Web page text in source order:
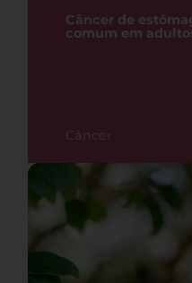
Câncer de
comum em
Câncer